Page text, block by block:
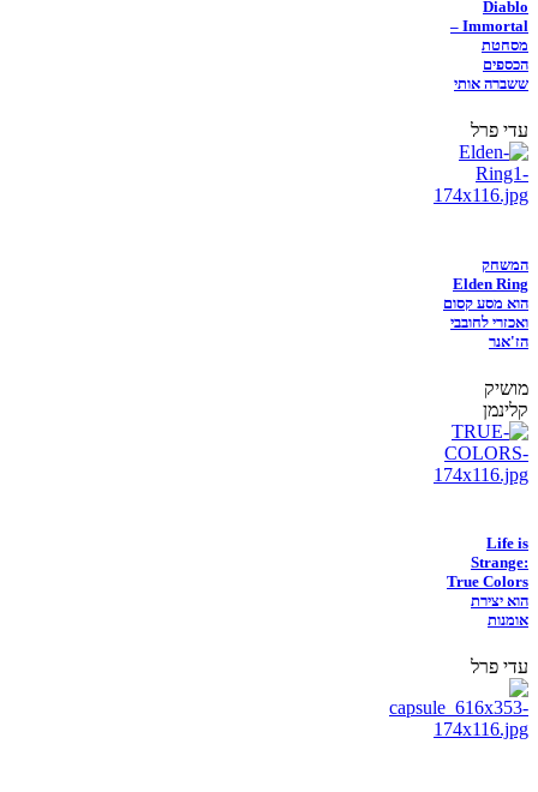
Diablo
Immortal –
מסחטת
הכספים
ששברה אותי
עדי פרל
המשחק
Elden Ring
הוא מסע קסום
ואכזרי לחובבי
הז'אנר
מושיק
קלינמן
Life is
Strange:
True Colors
הוא יצירת
אומנות
עדי פרל